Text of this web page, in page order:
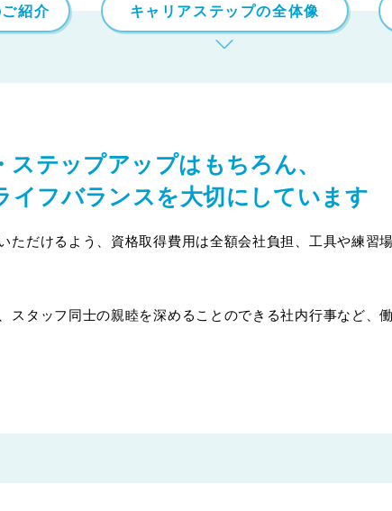
紹介 キャリアステップの全体像
ステップアップはもちろん、
イフバランスを大切にしています
だけるよう、資格取得費用は全額会社負担、工具や練習
タッフ同士の親睦を深めることのできる社内行事など、